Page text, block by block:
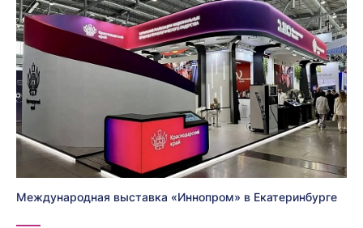
Международная выставка «Иннопром» в Екатеринбурге